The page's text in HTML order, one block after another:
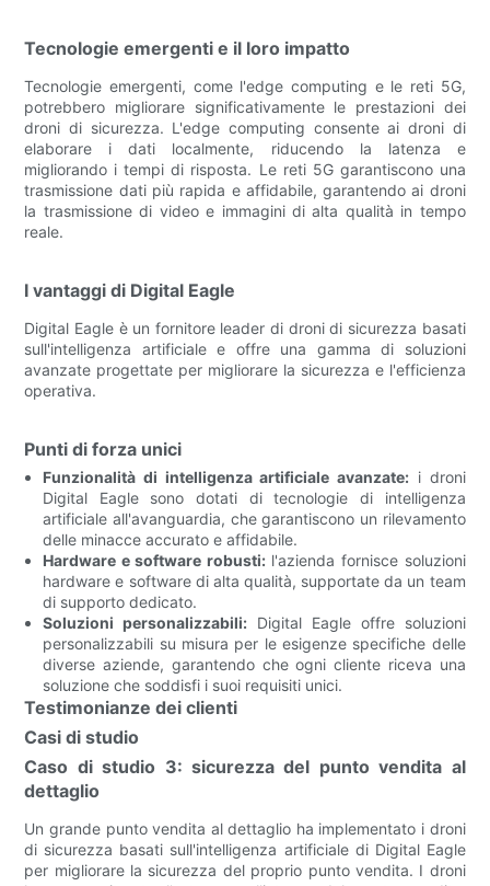
Tecnologie emergenti e il loro impatto
Tecnologie emergenti, come l'edge computing e le reti 5G,
potrebbero migliorare significativamente le prestazioni dei
droni di sicurezza. L'edge computing consente ai droni di
elaborare i dati localmente, riducendo la latenza e
migliorando i tempi di risposta. Le reti 5G garantiscono una
trasmissione dati più rapida e affidabile, garantendo ai droni
la trasmissione di video e immagini di alta qualità in tempo
reale.
I vantaggi di Digital Eagle
Digital Eagle è un fornitore leader di droni di sicurezza basati
sull'intelligenza artificiale e offre una gamma di soluzioni
avanzate progettate per migliorare la sicurezza e l'efficienza
operativa.
Punti di forza unici
Funzionalità di intelligenza artificiale avanzate: i droni
Digital Eagle sono dotati di tecnologie di intelligenza
artificiale all'avanguardia, che garantiscono un rilevamento
delle minacce accurato e affidabile.
Hardware e software robusti:l'azienda fornisce soluzioni
hardware e software di alta qualità, supportate da un team
di supporto dedicato.
Soluzioni personalizzabili: Digital Eagle offre soluzioni
personalizzabili su misura per le esigenze specifiche delle
diverse aziende, garantendo che ogni cliente riceva una
soluzione che soddisfi i suoi requisiti unici.
Testimonianze dei clienti
Casi di studio
Caso di studio 3: sicurezza del punto vendita al
dettaglio
Un grande punto vendita al dettaglio ha implementato i droni
di sicurezza basati sull'intelligenza artificiale di Digital Eagle
per migliorare la sicurezza del proprio punto vendita. I droni